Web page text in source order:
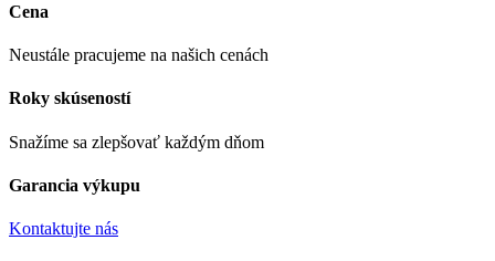
Cena
Neustále pracujeme na našich cenách
Roky skúseností
Snažíme sa zlepšovať každým dňom
Garancia výkupu
Kontaktujte nás